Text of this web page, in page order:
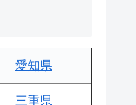
愛知県
三重県